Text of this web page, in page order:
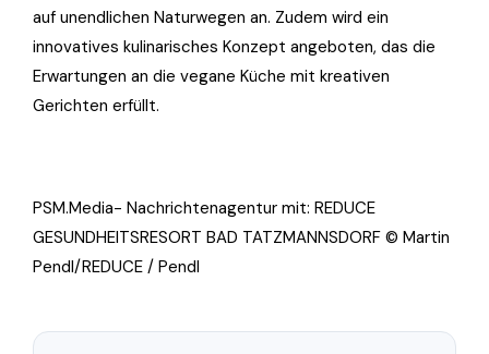
auf unendlichen Naturwegen an. Zudem wird ein
innovatives kulinarisches Konzept angeboten, das die
Erwartungen an die vegane Küche mit kreativen
Gerichten erfüllt.
PSM.Media- Nachrichtenagentur mit: REDUCE
GESUNDHEITSRESORT BAD TATZMANNSDORF © Martin
Pendl/REDUCE / Pendl